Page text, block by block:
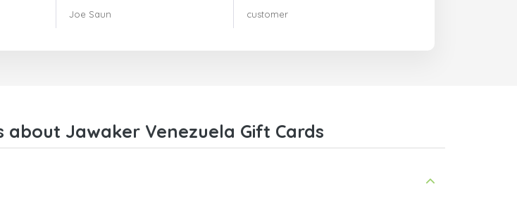
gelöst.
Joe Saun customer
about Jawaker Venezuela Gift Cards